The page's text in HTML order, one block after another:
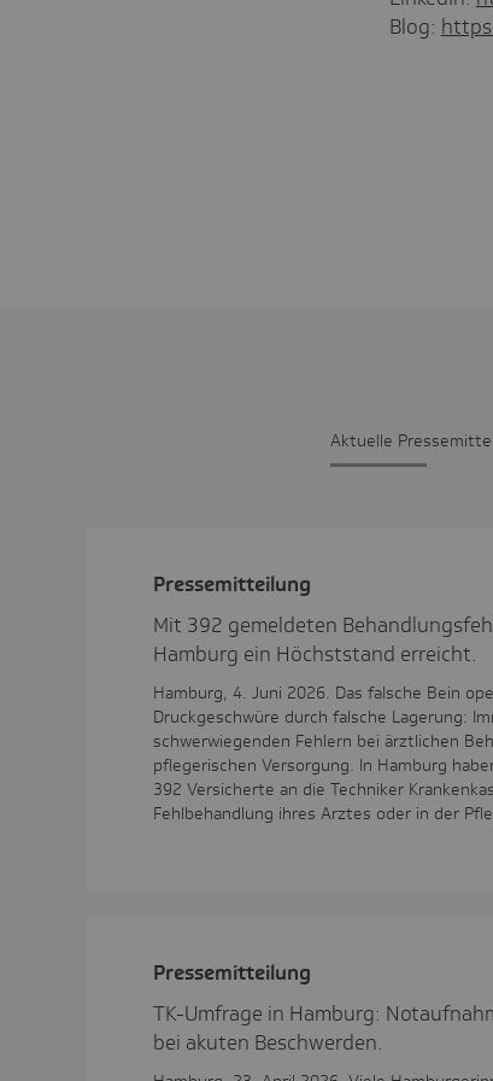
Blog:
Aktu­elle
Pres­se­mit­tei­lung
Mit 392 gemeldeten
Hamburg ein Höchststand erreicht.
Hamburg, 4. Juni 2026. Das falsche Bein
Druckgeschwüre durch falsche Lagerung:
schwerwiegenden Fehlern bei ärztlichen
pflegerischen Versorgung. In Hamburg
392 Versicherte an die Techniker
Fehlbehandlung ihres Arztes oder in der
Pres­se­mit­tei­lung
TK-Umfrage in Hamburg:
bei akuten Beschwerden.